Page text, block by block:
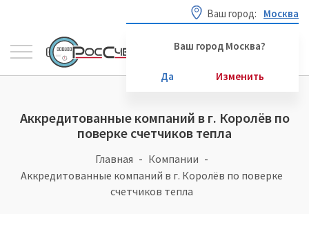
Ваш город: Москва
Ваш город Москва?
Да Изменить
Аккредитованные компаний в г. Королёв по
поверке счетчиков тепла
Главная
Компании
Аккредитованные компаний в г. Королёв по поверке
счетчиков тепла